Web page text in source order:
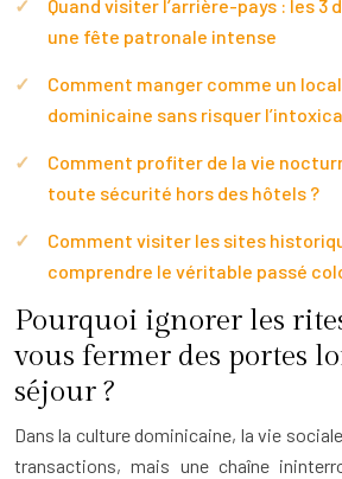
Quand visiter l’arrière-pays : les 3
une fête patronale intense
Comment manger comme un
dominicaine sans risquer
Comment profiter de la vie
toute sécurité hors des hôtels ?
Comment visiter les sites
comprendre le véritable passé
Pourquoi ignorer les
vous fermer des portes
séjour ?
Dans la culture dominicaine, la vie
transactions, mais une chaîne